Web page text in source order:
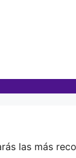
las más